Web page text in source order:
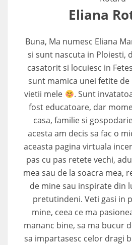
Eliana
Buna, Ma numesc Eliana
si sunt nascuta in Ploiesti,
casatorit si locuiesc in
sunt mamica unei fetite de
vietii mele
. Sunt
fost educatoare, dar
casa, familie si
acesta am decis sa fac o
aceasta pagina virtuala
pas cu pas retete vechi,
mea sau de la soacra mea,
de mine sau inspirate din
pretutindeni. Veti gasi in
mine, ceea ce ma
mananc bine, sa ma bucur
sa impartasesc celor dragi